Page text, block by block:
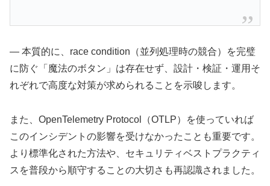
— 本質的に、race condition（並列処理時の競合）を完璧
に防ぐ「魔法のボタン」は存在せず、設計・検証・運用そ
れぞれで高度な対策が求められることを示唆します。
また、OpenTelemetry Protocol（OTLP）を使っていれば
このインシデントの影響を受けなかったことも重要です。
より標準化された方法や、セキュリティベストプラクティ
スを普段から順守することの大切さも再認識されました。